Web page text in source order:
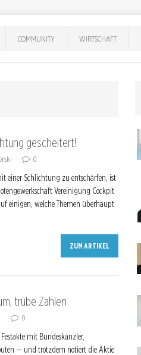
COMMUNITY WIRTSCHAFT
gescheitert!
0
einer Schlichtung zu entschärfen, ist
Vereinigung Cockpit
einigen, welche Themen überhaupt
ZUM ARTIKEL
trübe Zahlen
0
mit Bundeskanzler,
— und trotzdem notiert die Aktie